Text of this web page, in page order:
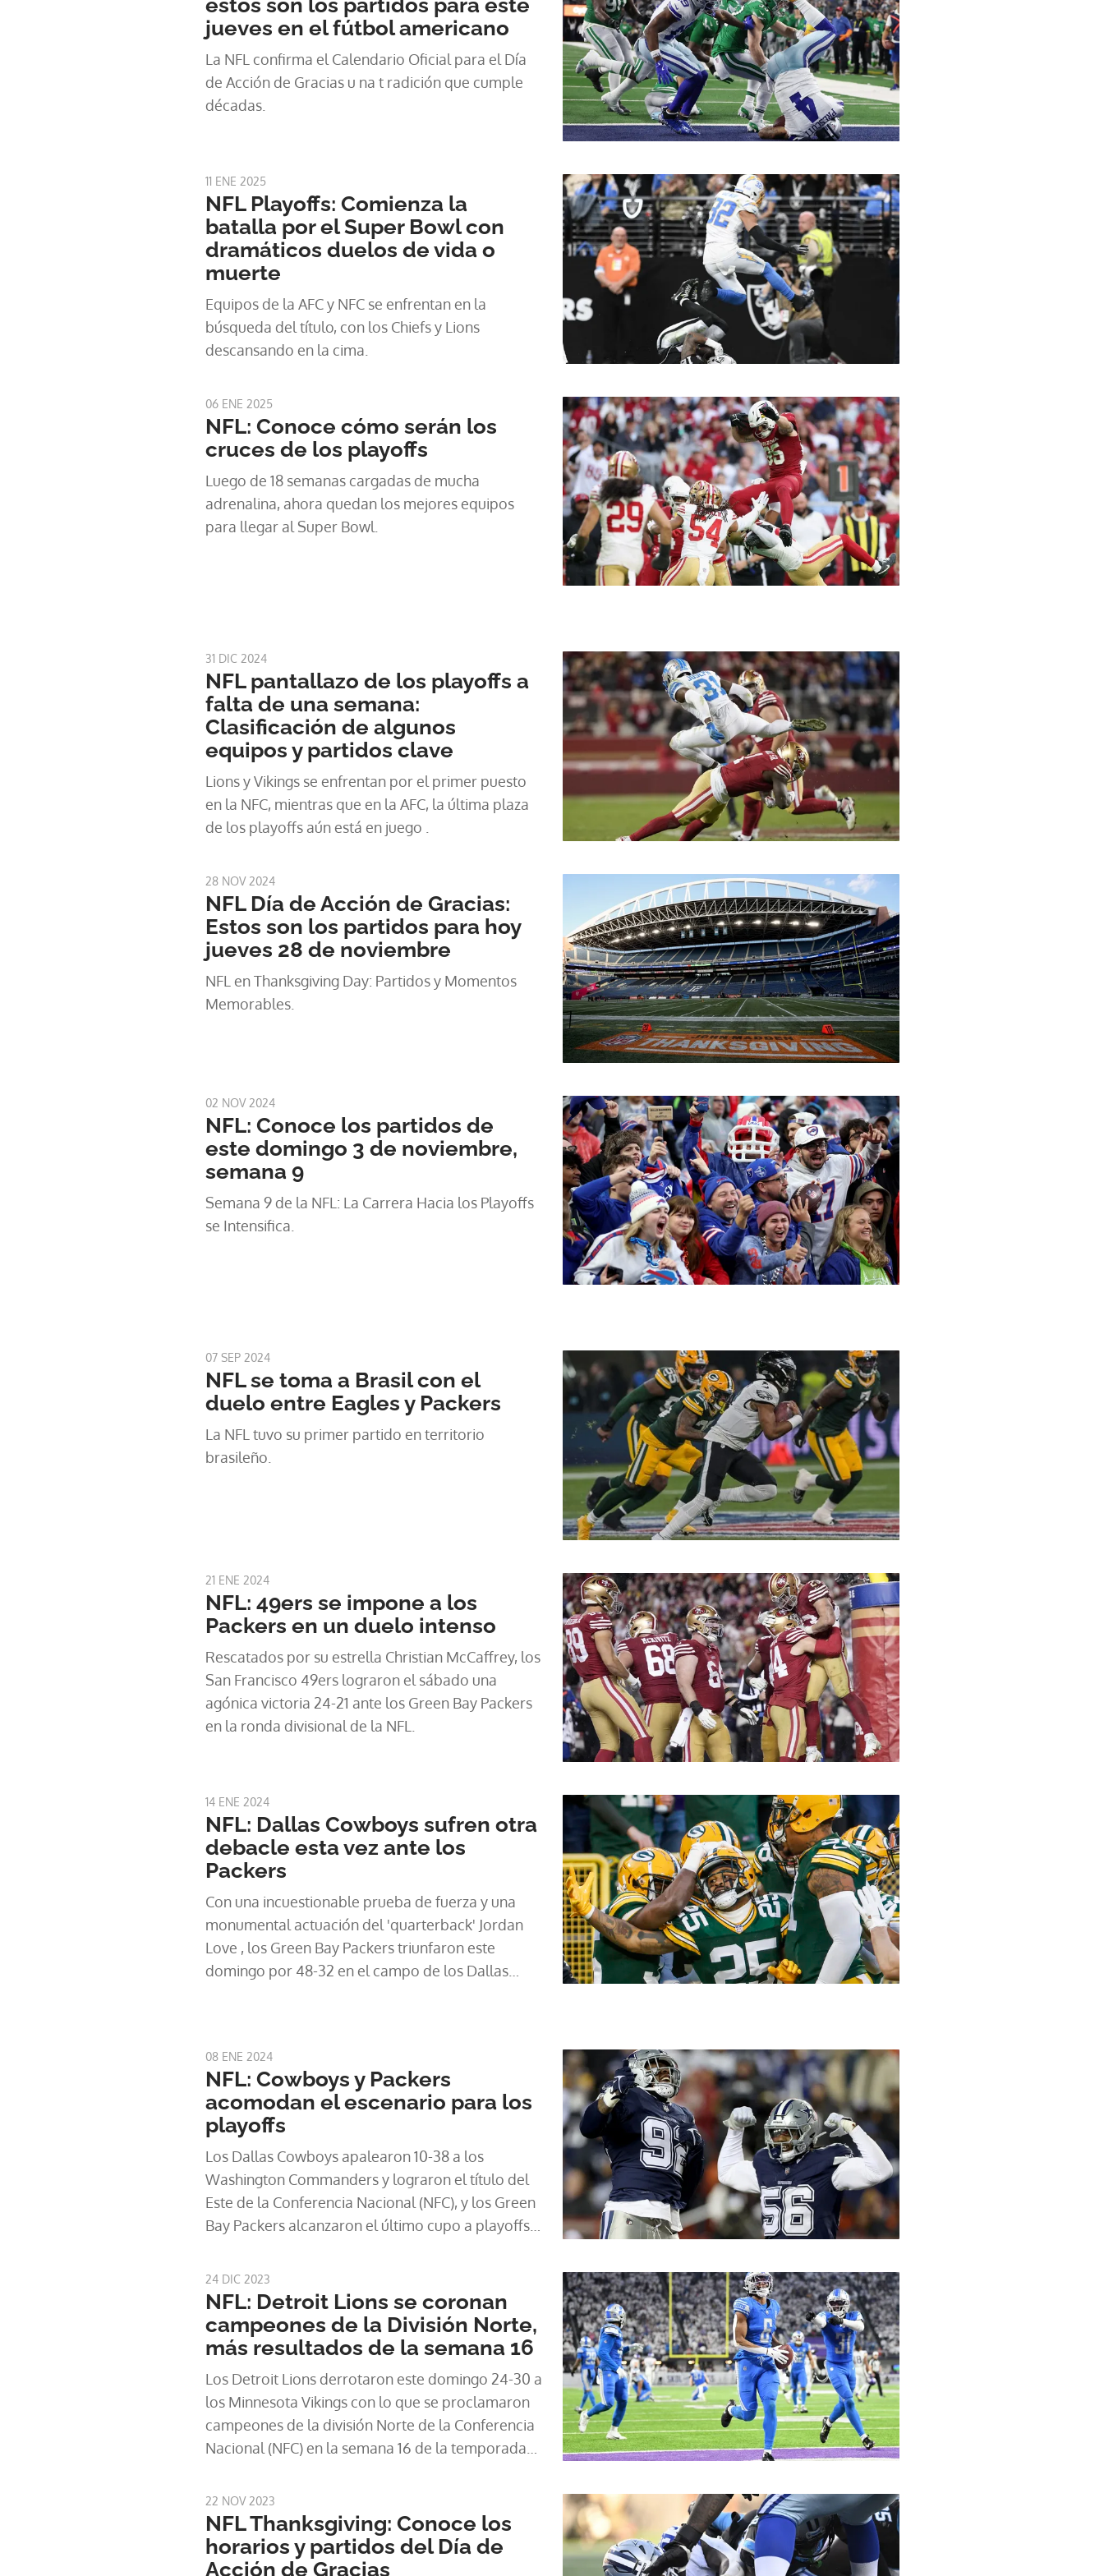
estos son los partidos para este
jueves en el fútbol americano
La NFL confirma el Calendario Oficial para el Día
de Acción de Gracias u na t radición que cumple
décadas.
11 ENE 2025
NFL Playoffs: Comienza la
batalla por el Super Bowl con
dramáticos duelos de vida o
muerte
Equipos de la AFC y NFC se enfrentan en la
búsqueda del título, con los Chiefs y Lions
descansando en la cima.
06 ENE 2025
NFL: Conoce cómo serán los
cruces de los playoffs
Luego de 18 semanas cargadas de mucha
adrenalina, ahora quedan los mejores equipos
para llegar al Super Bowl.
31 DIC 2024
NFL pantallazo de los playoffs a
falta de una semana:
Clasificación de algunos
equipos y partidos clave
Lions y Vikings se enfrentan por el primer puesto
en la NFC, mientras que en la AFC, la última plaza
de los playoffs aún está en juego .
28 NOV 2024
NFL Día de Acción de Gracias:
Estos son los partidos para hoy
jueves 28 de noviembre
NFL en Thanksgiving Day: Partidos y Momentos
Memorables.
02 NOV 2024
NFL: Conoce los partidos de
este domingo 3 de noviembre,
semana 9
Semana 9 de la NFL: La Carrera Hacia los Playoffs
se Intensifica.
07 SEP 2024
NFL se toma a Brasil con el
duelo entre Eagles y Packers
La NFL tuvo su primer partido en territorio
brasileño.
21 ENE 2024
NFL: 49ers se impone a los
Packers en un duelo intenso
Rescatados por su estrella Christian McCaffrey, los
San Francisco 49ers lograron el sábado una
agónica victoria 24-21 ante los Green Bay Packers
en la ronda divisional de la NFL.
14 ENE 2024
NFL: Dallas Cowboys sufren otra
debacle esta vez ante los
Packers
Con una incuestionable prueba de fuerza y una
monumental actuación del 'quarterback' Jordan
Love , los Green Bay Packers triunfaron este
domingo por 48-32 en el campo de los Dallas
08 ENE 2024
NFL: Cowboys y Packers
acomodan el escenario para los
playoffs
Los Dallas Cowboys apalearon 10-38 a los
Washington Commanders y lograron el título del
Este de la Conferencia Nacional (NFC), y los Green
Bay Packers alcanzaron el último cupo a playoffs
en la semana 18, última de la temporada de la NFL.
24 DIC 2023
NFL: Detroit Lions se coronan
campeones de la División Norte,
más resultados de la semana 16
Los Detroit Lions derrotaron este domingo 24-30 a
los Minnesota Vikings con lo que se proclamaron
campeones de la división Norte de la Conferencia
Nacional (NFC) en la semana 16 de la temporada
desde la campaña de 1993, llegaron a 11 triunfos y
cuatro derrotas en la cima del Norte.
22 NOV 2023
NFL Thanksgiving: Conoce los
horarios y partidos del Día de
Acción de Gracias